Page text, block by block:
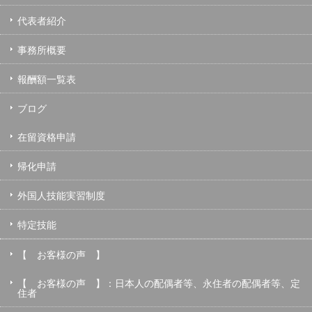
代表者紹介
事務所概要
報酬額一覧表
ブログ
在留資格申請
帰化申請
外国人技能実習制度
特定技能
【 お客様の声 】
【 お客様の声 】：日本人の配偶者等、永住者の配偶者等、定
住者